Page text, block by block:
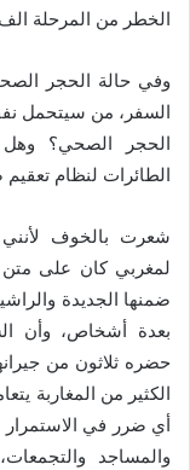
الخطر من المرحلة
السفر، من سيتحمل
الحجر الصحي؟
الطائرات لنظام
شعرت بالخوف
لمغربي كان على متن
ضمنها الجديدة
بعدة أشخاص، وأن
حضره ثلاثون من
الكثير من المغاربة
أي ضرر في
والمساجد